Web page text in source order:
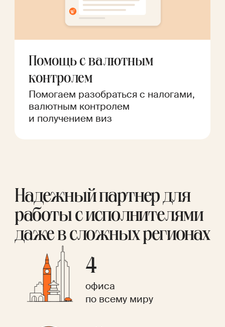
Помощь с валютным
контролем
Помогаем разобраться с налогами,
валютным контролем
и получением виз
Надежный партнер для
работы с исполнителями
даже в сложных регионах
4
офиса
по всему миру